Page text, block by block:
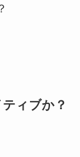
ィブか？